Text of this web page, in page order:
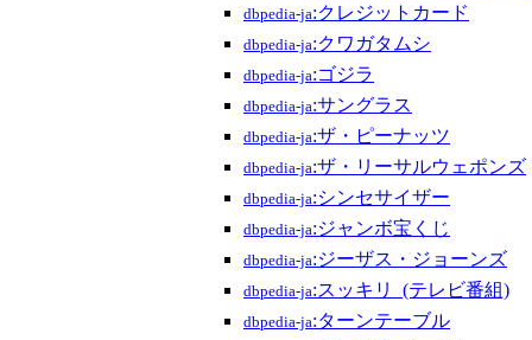
dbpedia-ja:クレジットカード
dbpedia-ja:クワガタムシ
dbpedia-ja:ゴジラ
dbpedia-ja:サングラス
dbpedia-ja:ザ・ピーナッツ
dbpedia-ja:ザ・リーサルウェポンズ
dbpedia-ja:シンセサイザー
dbpedia-ja:ジャンボ宝くじ
dbpedia-ja:ジーザス・ジョーンズ
dbpedia-ja:スッキリ_(テレビ番組)
dbpedia-ja:ターンテーブル